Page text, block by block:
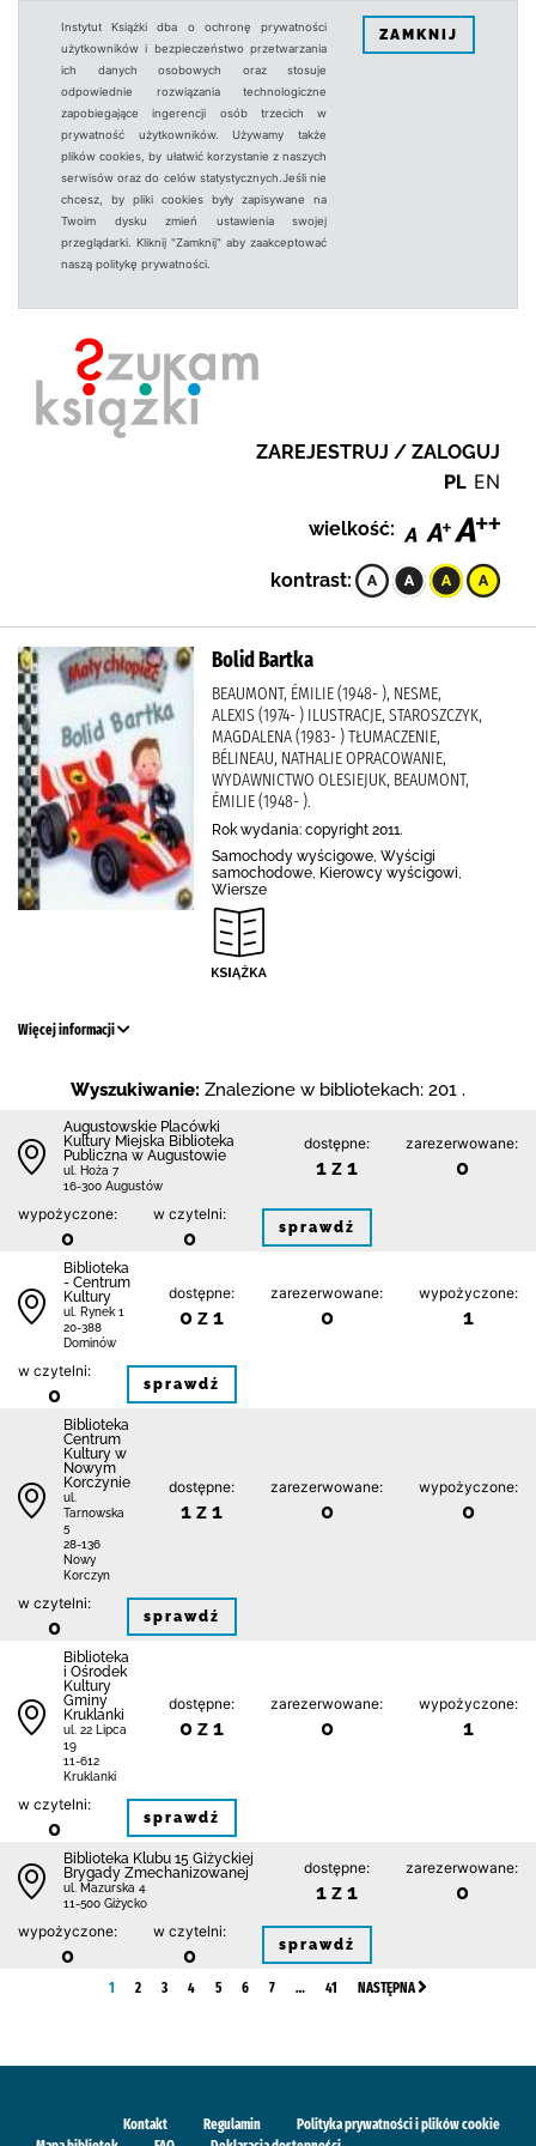
Instytut Książki dba o ochronę prywatności
użytkowników i bezpieczeństwo przetwarzania
ich danych osobowych oraz stosuje
odpowiednie rozwiązania technologiczne
zapobiegające ingerencji osób trzecich w
prywatność użytkowników. Używamy także
plików cookies, by ułatwić korzystanie z naszych
serwisów oraz do celów statystycznych.Jeśli nie
chcesz, by pliki cookies były zapisywane na
Twoim dysku zmień ustawienia swojej
przeglądarki. Kliknij "Zamknij" aby zaakceptować
naszą politykę prywatności.
ZAMKNIJ
ZAREJESTRUJ / ZALOGUJ
PL EN
wielkość:
kontrast:
Bolid Bartka
BEAUMONT, ÉMILIE (1948- ), NESME,
ALEXIS (1974- ) ILUSTRACJE, STAROSZCZYK,
MAGDALENA (1983- ) TŁUMACZENIE,
BÉLINEAU, NATHALIE OPRACOWANIE,
WYDAWNICTWO OLESIEJUK, BEAUMONT,
ÉMILIE (1948- ).
Rok wydania: copyright 2011.
Samochody wyścigowe, Wyścigi
samochodowe, Kierowcy wyścigowi,
Wiersze
Więcej informacji
Wyszukiwanie: Znalezione w bibliotekach: 201 .
Augustowskie Placówki
Kultury Miejska Biblioteka
Publiczna w Augustowie
ul. Hoża 7
16-300 Augustów
dostępne:
1 z 1
zarezerwowane:
0
wypożyczone:
0
w czytelni:
0 sprawdź
Biblioteka
- Centrum
Kultury
ul. Rynek 1
20-388
Dominów
dostępne:
0 z 1
zarezerwowane:
0
wypożyczone:
1
w czytelni:
0 sprawdź
Biblioteka
Centrum
Kultury w
Nowym
Korczynie
ul.
Tarnowska
5
28-136
Nowy
Korczyn
dostępne:
1 z 1
zarezerwowane:
0
wypożyczone:
0
w czytelni:
0 sprawdź
Biblioteka
i Ośrodek
Kultury
Gminy
Kruklanki
ul. 22 Lipca
19
11-612
Kruklanki
dostępne:
0 z 1
zarezerwowane:
0
wypożyczone:
1
w czytelni:
0 sprawdź
Biblioteka Klubu 15 Giżyckiej
Brygady Zmechanizowanej
ul. Mazurska 4
11-500 Giżycko
dostępne:
1 z 1
zarezerwowane:
0
wypożyczone:
0
w czytelni:
0 sprawdź
1 2 3 4 5 6 7 … 41 NASTĘPNA
Kontakt Regulamin
Polityka prywatności i plików cookie